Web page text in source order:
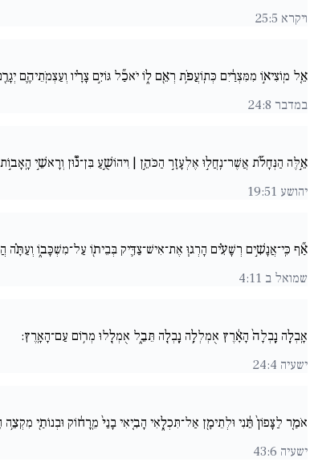
ויקרא 25:5
אֵ֚ל מֽוֹצִיא֣וֹ מִמִּצְרַ֔יִם כְּתֽוֹעֲפֹ֥ת רְאֵ֖ם ל֑וֹ יֹאכַ֞ל גּוֹיִ֣ם צָרָ֗יו וְעַצְמֹֽתֵיהֶ֛ם
במדבר 24:8
אֵ֣לֶּה הַנְּחָלֹ֡ת אֲשֶׁר־נִֽחֲל֣וּ אֶלְעָזָ֣ר הַכֹּהֵ֣ן | וִיהוֹשֻׁ֣עַ בִּן־נ֠֩וּן וְרָאשֵׁ֣י
יהושע 19:51
אַ֞ף כִּֽי־אֲנָשִׁ֣ים רְשָׁעִ֗ים הָרְג֧וּ אֶת־אִישׁ־צַדִּ֛יק בְּבֵית֖וֹ עַל־מִשְׁכָּב֑וֹ
שמואל ב 4:11
אָֽבְלָ֚ה נָֽבְלָה֙ הָאָ֔רֶץ אֻמְלְלָ֥ה נָֽבְלָ֖ה תֵּבֵ֑ל אֻמְלָ֖לוּ מְר֥וֹם עַם־הָאָֽרֶץ:
ישעיה 24:4
אֹמַ֚ר לַצָּפוֹן֙ תֵּ֔נִי וּלְתֵימָ֖ן אַל־תִּכְלָ֑אִי הָבִ֚יאִי בָנַי֙ מֵֽרָח֔וֹק וּבְנוֹתַ֖י
ישעיה 43:6